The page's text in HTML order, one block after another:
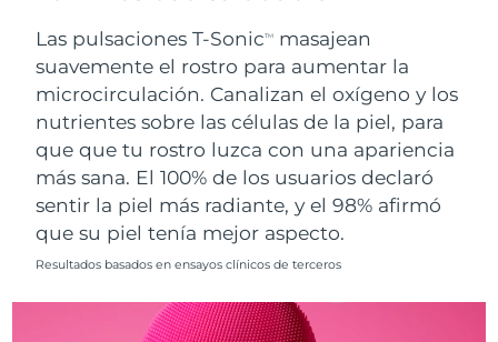
Las pulsaciones T-SonicTM
masajean
suavemente el rostro para aumentar la
microcirculación. Canalizan el oxígeno y los
nutrientes sobre las células de la piel, para
que que tu rostro luzca con una apariencia
más sana. El 100% de los usuarios declaró
sentir la piel más radiante, y el 98% afirmó
que su piel tenía mejor aspecto.
Resultados basados en ensayos clínicos de terceros
Eslovaquia Entrega prevista
Eslovenia Entrega prevista8/9/26
Sudáfrica Entrega prevista8/17/26
Corea del Sur Entrega prevista
Entrega prevista